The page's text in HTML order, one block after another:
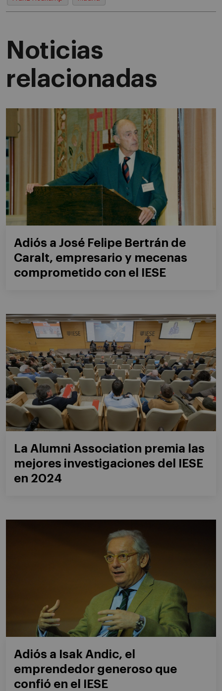
Noticias
relacionadas
Adiós a José Felipe Bertrán de
Caralt, empresario y mecenas
comprometido con el IESE
La Alumni Association premia las
mejores investigaciones del IESE
en 2024
Adiós a Isak Andic, el
emprendedor generoso que
confió en el IESE